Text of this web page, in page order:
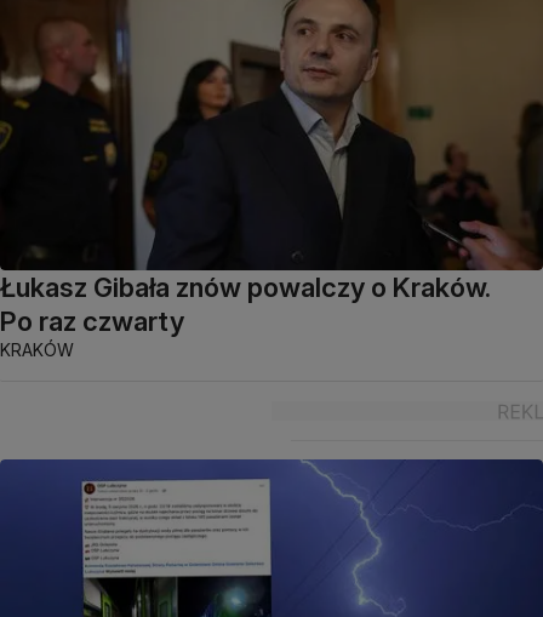
Łukasz Gibała znów powalczy o Kraków.
Po raz czwarty
KRAKÓW